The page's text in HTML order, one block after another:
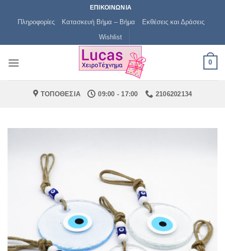
ΕΠΙΚΟΙΝΩΝΙΑ
Πληροφορίες Κατασκευή Βήμα – Βήμα
Εκθέσεις και Δράσεις
Wishlist
0
ΤΟΠΟΘΕΣΙΑ 09:00 - 17:00 2106202134